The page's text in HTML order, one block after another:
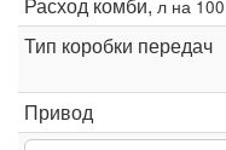
л на
Тип коробки передач
Привод